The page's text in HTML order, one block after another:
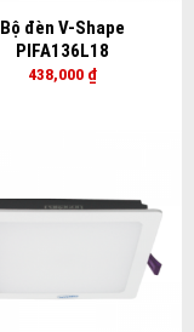
Bộ đèn V-Shape
PIFA136L18
438,000 ₫